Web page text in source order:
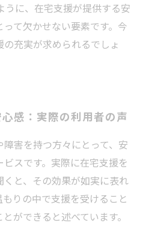
うに、在宅支援が提供する安
て欠かせない要素です。今
充実が求められるでしょ
感：実際の利用者の声
害を持つ方々にとって、安
スです。実際に在宅支援を
と、その効果が如実に表れ
りの中で支援を受けること
ができると述べています。